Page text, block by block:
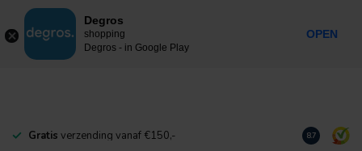
MENU
Gratis verzending vanaf €150,- Download
8.7
Degros
shopping
Degros - in Google Play
OPEN